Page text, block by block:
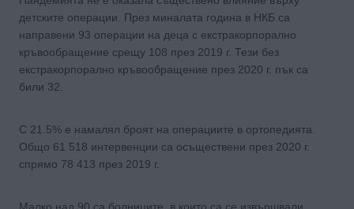
детските операции. През миналата година в НКБ са
направени 93 операции на деца с екстракорпорално
кръвообращение срещу 108 през 2019 г. Тези без
екстракорпорално кръвообращение през 2020 г. пък са
били 32.
С 21.5% е намалял броят на операциите в ортопедията.
Общо 61 518 интервенции са осъществени през 2020 г.
спрямо 78 413 през 2019 г.